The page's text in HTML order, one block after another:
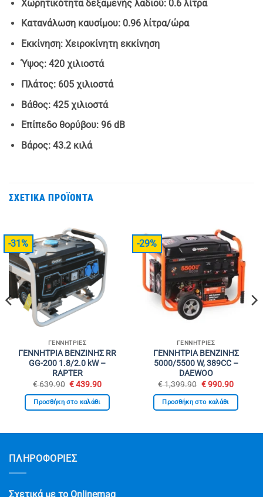
Χωρητικότητα δεξαμενής λαδιού: 0.6 λίτρα
Κατανάλωση καυσίμου: 0.96 λίτρα/ώρα
Εκκίνηση: Χειροκίνητη εκκίνηση
Ύψος: 420 χιλιοστά
Πλάτος: 605 χιλιοστά
Βάθος: 425 χιλιοστά
Επίπεδο θορύβου: 96 dB
Βάρος: 43.2 κιλά
ΣΧΕΤΙΚΆ ΠΡΟΪΌΝΤΑ
-31%
ΓΕΝΝΉΤΡΙΕΣ
ΓΕΝΝΗΤΡΙΑ ΒΕΝΖΙΝΗΣ RR
GG-200 1.8/2.0 kW –
RAPTER
€639.90 Original
was:
€ 639.90.
€439.90Η
τιμή
είναι:
€ 439.90.
Προσθήκη στο καλάθι
-29%
ΓΕΝΝΉΤΡΙΕΣ
ΓΕΝΝΗΤΡΙΑ ΒΕΝΖΙΝΗΣ
5000/5500 W, 389CC –
DAEWOO
€1,399.90 Original
was:
€ 1,399.90.
€990.90Η
τιμή
είναι:
€
Προσθήκη στο καλάθι
ΠΛΗΡΟΦΟΡΙΕΣ
Σχετικά με το Onlinemag